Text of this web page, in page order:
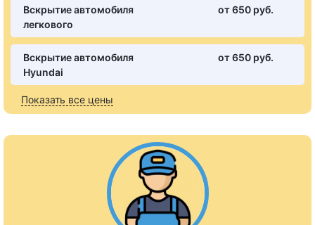
Вскрытие автомобиля
легкового
от 650 pуб.
Вскрытие автомобиля
Hyundai
от 650 pуб.
Показать все цены